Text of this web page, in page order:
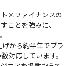
×ファイナンスの
ことを強みに、
から約半年でプラ
対応しています。